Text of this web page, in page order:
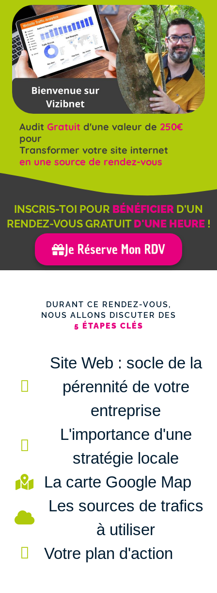
Audit Gratuit d'une valeur de 250€
pour
Transformer votre site internet
en une source de rendez-vous
INSCRIS-TOI POUR BÉNÉFICIER D'UN
RENDEZ-VOUS GRATUITD'UNE HEURE !
Je Réserve Mon RDV
DURANT CE RENDEZ-VOUS,
NOUS ALLONS DISCUTER DES
5 ÉTAPES CLÉS
Site Web : socle de la
pérennité de votre
entreprise
L'importance d'une
stratégie locale
La carte Google Map
Les sources de trafics
à utiliser
Votre plan d'action